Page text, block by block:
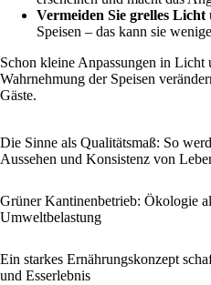
Vermeiden Sie grelles Licht
Speisen – das kann sie
Schon kleine Anpassungen in Licht
Wahrnehmung der Speisen
Gäste.
Die Sinne als Qualitätsmaß: So
Aussehen und Konsistenz von
Grüner Kantinenbetrieb: Ökologie
Umweltbelastung
Ein starkes Ernährungskonzept
und Esserlebnis